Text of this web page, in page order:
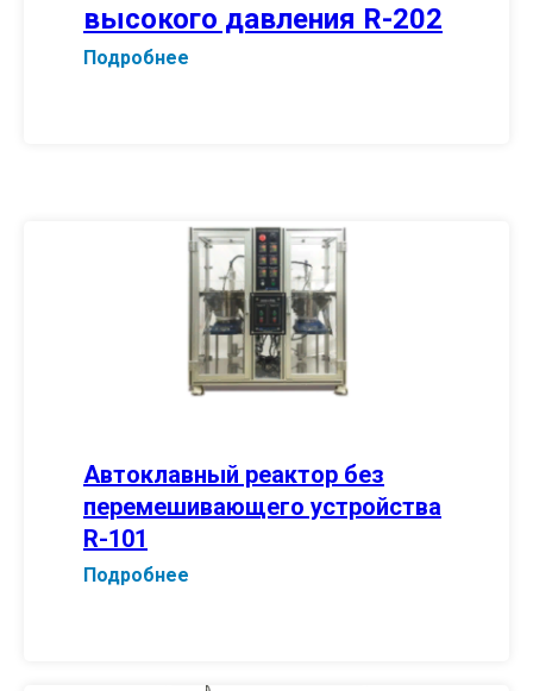
высокого давления R-202
Подробнее
Автоклавный реактор без
перемешивающего устройства
R-101
Подробнее